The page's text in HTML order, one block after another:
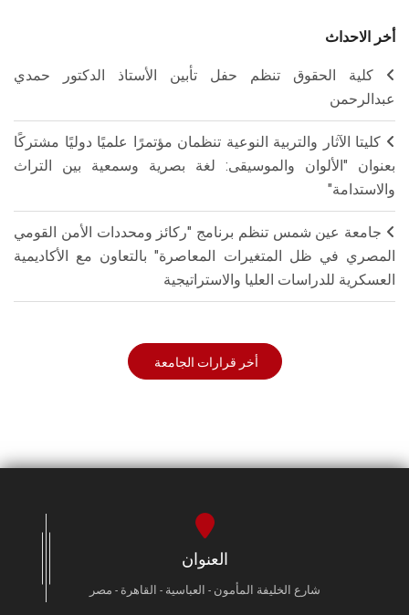
أخر الاحداث
كلية الحقوق تنظم حفل تأبين الأستاذ الدكتور حمدي
عبدالرحمن
كليتا الآثار والتربية النوعية تنظمان مؤتمرًا علميًا دوليًا مشتركًا
بعنوان "الألوان والموسيقى: لغة بصرية وسمعية بين التراث
والاستدامة"
جامعة عين شمس تنظم برنامج "ركائز ومحددات الأمن القومي
المصري في ظل المتغيرات المعاصرة" بالتعاون مع الأكاديمية
العسكرية للدراسات العليا والاستراتيجية
أخر قرارات الجامعة
العنوان
شارع الخليفة المأمون - العباسية - القاهرة - مصر